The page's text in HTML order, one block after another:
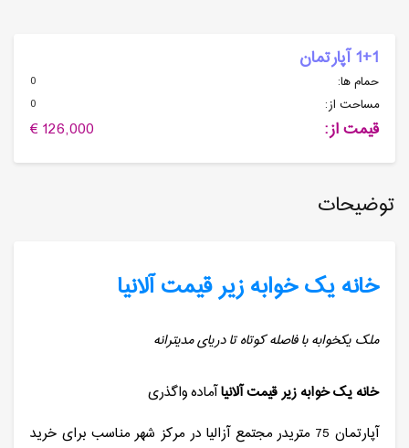
1+1 آپارتمان
حمام ها:
0
مساحت از:
0
قیمت از: 126,000 €
توضیحات
خانه یک خوابه زیر قیمت آلانیا
ملک یکخوابه با فاصله کوتاه تا دریای مدیترانه
خانه یک خوابه زیر قیمت آلانیاآماده واگذری
آپارتمان 75 متریدر مجتمع آزالیا در مرکز شهر مناسب برای خرید